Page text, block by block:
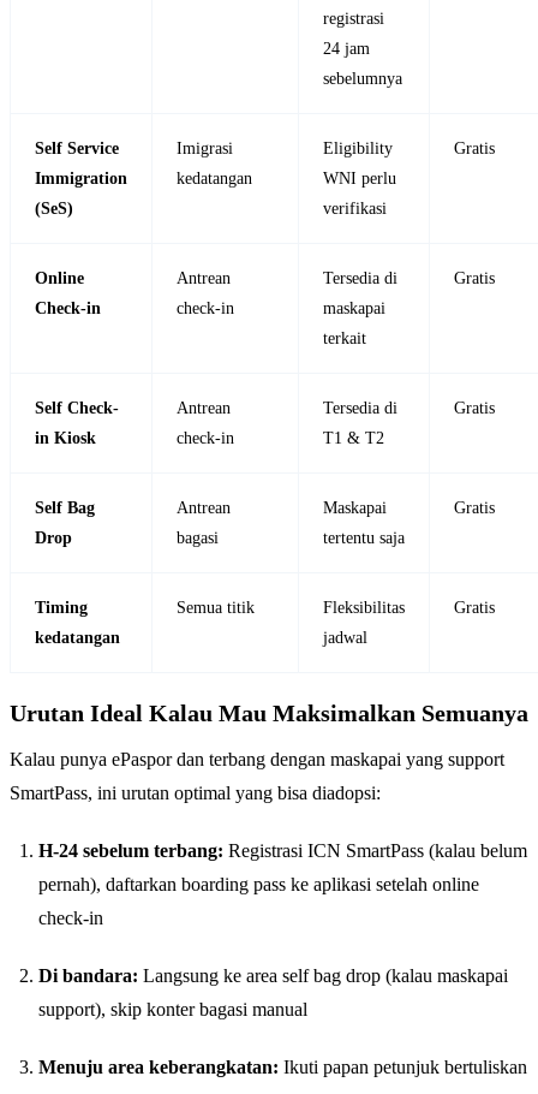
registrasi
24 jam
sebelumnya
Self Service
Immigration
(SeS)
Imigrasi
kedatangan
Eligibility
WNI perlu
verifikasi
Gratis
Online
Check-in
Antrean
check-in
Tersedia di
maskapai
terkait
Gratis
Self Check-
in Kiosk
Antrean
check-in
Tersedia di
T1 & T2
Gratis
Self Bag
Drop
Antrean
bagasi
Maskapai
tertentu saja
Gratis
Timing
kedatangan
Semua titik
Fleksibilitas
jadwal
Gratis
Urutan Ideal Kalau Mau Maksimalkan Semuanya
Kalau punya ePaspor dan terbang dengan maskapai yang support
SmartPass, ini urutan optimal yang bisa diadopsi:
H-24 sebelum terbang: Registrasi ICN SmartPass (kalau belum
pernah), daftarkan boarding pass ke aplikasi setelah online
check-in
Di bandara: Langsung ke area self bag drop (kalau maskapai
support), skip konter bagasi manual
Menuju area keberangkatan: Ikuti papan petunjuk bertuliskan